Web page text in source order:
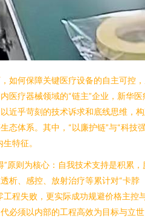
如何保障关键医疗设备的自主可控
医疗器械领域的“链主”企业，新华医
近乎苛刻的技术诉求和底线思维，
态体系。其中，“以廉护链”与“科技
特征。
原则为核心：自我技术支持是积累，
析、感控、放射治疗等累计对“卡脖
程失败，更实际成功规避价格主控
必须以内部的工程高效为目标与立